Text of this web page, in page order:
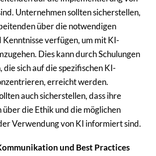
Unternehmen sollten sicherstellen,
über die notwendigen
Kenntnisse verfügen, um mit KI-
Dies kann durch Schulungen
die sich auf die spezifischen KI-
erreicht werden.
auch sicherstellen, dass ihre
die Ethik und die möglichen
Verwendung von KI informiert sind.
und Best Practices